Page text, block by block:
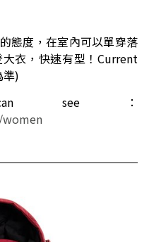
態度，在室內可以單穿落
衣，快速有型！Current
)
see：